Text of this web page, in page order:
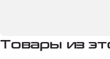
Товары из